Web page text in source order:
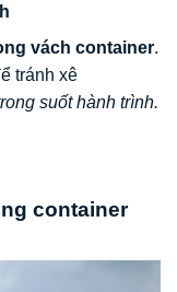
vách container.
tránh xê
suốt hành trình.
container